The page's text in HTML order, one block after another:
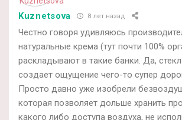
Kuznetsova 8 лет назад
Честно говоря удивляюсь
натуральные крема (тут почти 100%
раскладывают в такие банки. Да,
создает ощущение чего-то супер
Просто давно уже изобрели
которая позволяет дольше хранить
какого либо доступа воздуха, не